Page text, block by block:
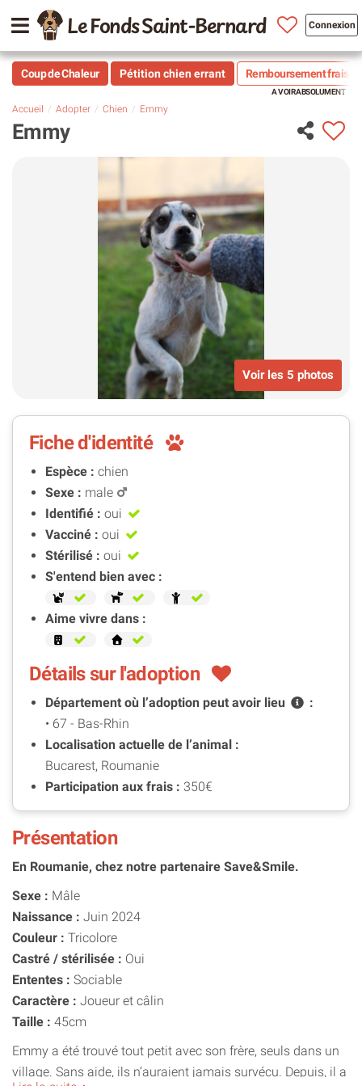
Le Fonds Saint-Bernard Connexion
Coup de Chaleur Pétition chien errant Remboursement frais
Accueil Adopter Chien Emmy
Emmy
Voir les 5 photos
Fiche d'identité
Espèce : chien
Sexe : male
Identifié : oui
Vacciné : oui
Stérilisé : oui
S'entend bien avec :
Aime vivre dans :
Détails sur l'adoption
Département où l’adoption peut avoir lieu
:
• 67 - Bas-Rhin
Localisation actuelle de l’animal :
Bucarest, Roumanie
Participation aux frais : 350€
Présentation
En Roumanie, chez notre partenaire Save&Smile.
Sexe : Mâle
Naissance : Juin 2024
Couleur : Tricolore
Castré / stérilisée : Oui
Ententes : Sociable
Caractère : Joueur et câlin
Taille : 45cm
Emmy a été trouvé tout petit avec son frère, seuls dans un
village. Sans aide, ils n’auraient jamais survécu. Depuis, il a